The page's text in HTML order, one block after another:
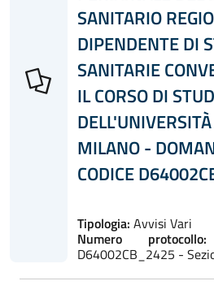
SANITARIO
DIPENDENTE DI
SANITARIE
IL CORSO DI
MILANO -
CODICE
Tipologia: Avvisi Vari
Numero protocollo:
D64002CB_2425 -